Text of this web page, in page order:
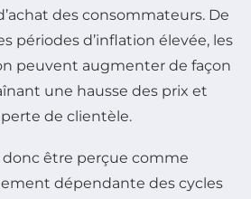
des consommateurs. De
périodes d’inflation élevée, les
peuvent augmenter de façon
une hausse des prix et
de clientèle.
donc être perçue comme
dépendante des cycles